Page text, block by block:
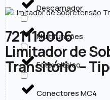
Descarnador
Multifunções
Fotovoltaico
Conectores MC4
721119006
Limitador de
Transitório –